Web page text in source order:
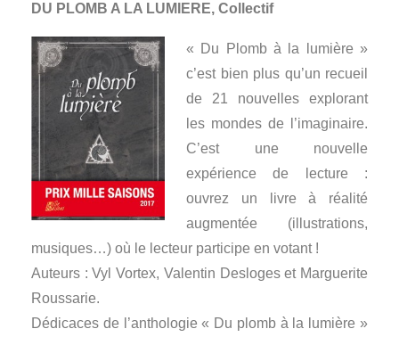
DU PLOMB A LA LUMIERE, Collectif
« Du Plomb à la lumière »
c’est bien plus qu’un recueil
de 21 nouvelles explorant
les mondes de l’imaginaire.
C’est une nouvelle
expérience de lecture :
ouvrez un livre à réalité
augmentée (illustrations,
musiques…) où le lecteur participe en votant !
Auteurs : Vyl Vortex, Valentin Desloges et Marguerite
Roussarie.
Dédicaces de l’anthologie « Du plomb à la lumière »